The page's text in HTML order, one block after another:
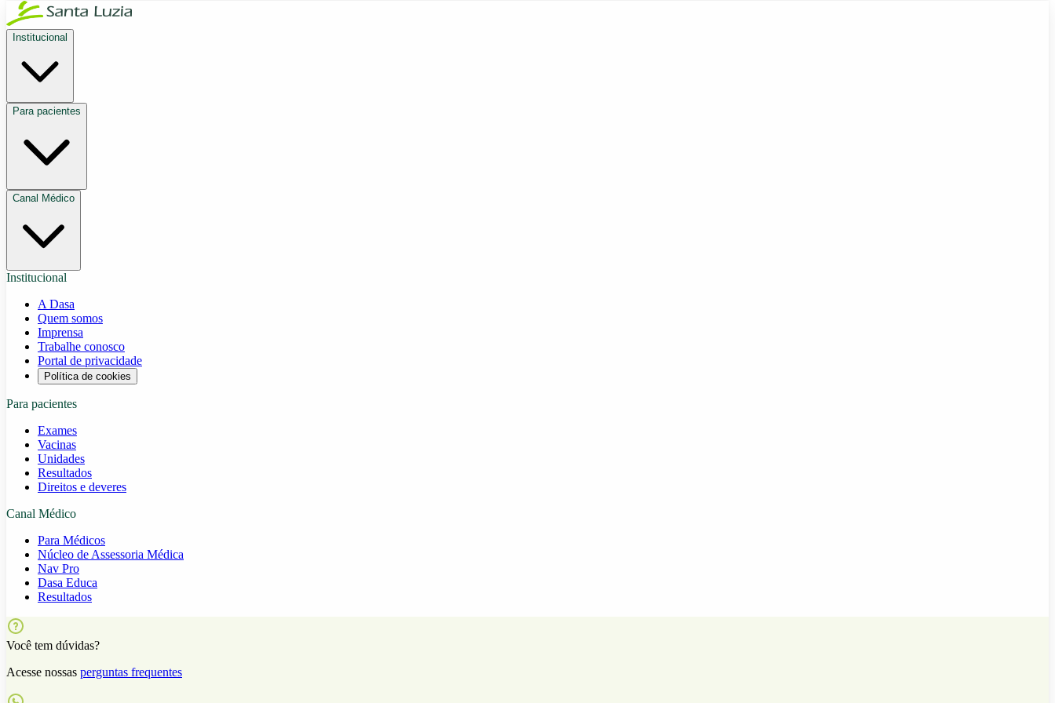
Institucional
Para pacientes
Canal Médico
Institucional
A Dasa
Quem somos
Imprensa
Trabalhe conosco
Portal de privacidade
Política de cookies
Para pacientes
Exames
Vacinas
Unidades
Resultados
Direitos e deveres
Canal Médico
Para Médicos
Núcleo de Assessoria Médica
Nav Pro
Dasa Educa
Resultados
Você tem dúvidas?
Acesse nossas perguntas frequentes